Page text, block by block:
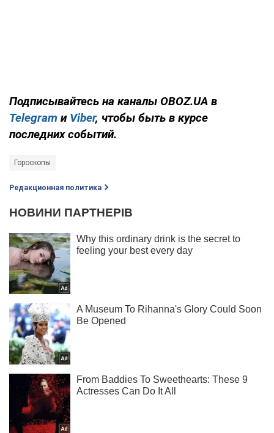
Подписывайтесь на каналы OBOZ.UA в
Telegram и Viber, чтобы быть в курсе
последних событий.
Гороскопы
Редакционная политика